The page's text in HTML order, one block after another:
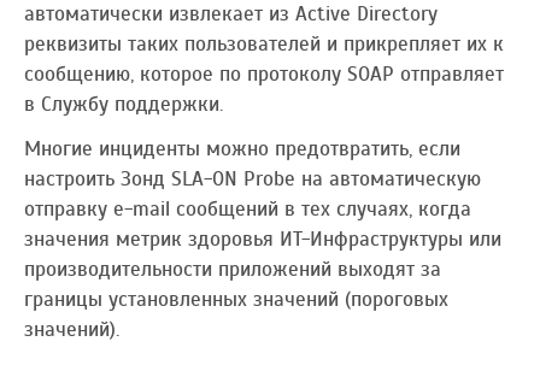
автоматически извлекает из Active Directory
реквизиты таких пользователей и прикрепляет их к
сообщению, которое по протоколу SOAP отправляет
в Службу поддержки.
Многие инциденты можно предотвратить, если
настроить Зонд SLA-ON Probe на автоматическую
отправку e-mail сообщений в тех случаях, когда
значения метрик здоровья ИТ-Инфраструктуры или
производительности приложений выходят за
границы установленных значений (пороговых
значений).